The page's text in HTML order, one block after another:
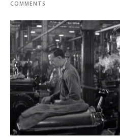
COMMENTS